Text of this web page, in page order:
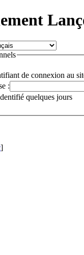
de connexion au
:
quelques jours
]